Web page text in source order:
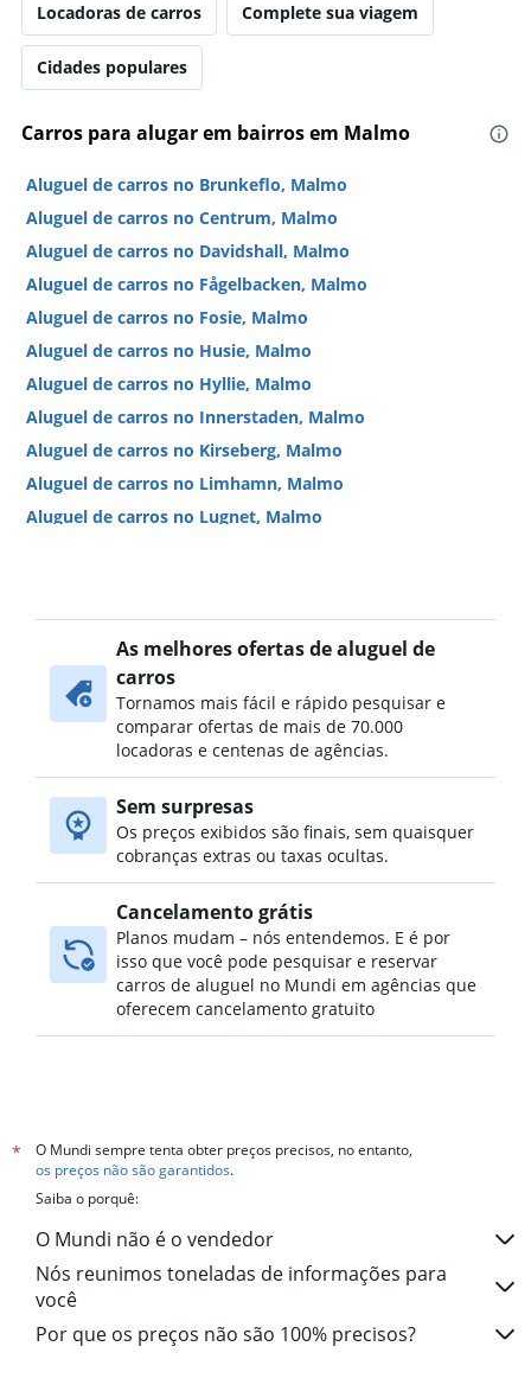
Locadoras de carros Complete sua viagem
Cidades populares
Carros para alugar em bairros em Malmo
Aluguel de carros no Brunkeflo, Malmo
Aluguel de carros no Centrum, Malmo
Aluguel de carros no Davidshall, Malmo
Aluguel de carros no Fågelbacken, Malmo
Aluguel de carros no Fosie, Malmo
Aluguel de carros no Husie, Malmo
Aluguel de carros no Hyllie, Malmo
Aluguel de carros no Innerstaden, Malmo
Aluguel de carros no Kirseberg, Malmo
Aluguel de carros no Limhamn, Malmo
Aluguel de carros no Lugnet, Malmo
Aluguel de carros no Öster, Malmo
Aluguel de carros no Oxie, Malmo
Aluguel de carros no Rådmansvången, Malmo
Aluguel de carros no Ribersborg, Malmo
Aluguel de carros no Rosengård, Malmo
Aluguel de carros no Söder, Malmo
Aluguel de carros no Södra innerstaden, Malmo
As melhores ofertas de aluguel de
carros
Tornamos mais fácil e rápido pesquisar e
comparar ofertas de mais de 70.000
locadoras e centenas de agências.
Sem surpresas
Os preços exibidos são finais, sem quaisquer
cobranças extras ou taxas ocultas.
Cancelamento grátis
Planos mudam – nós entendemos. E é por
isso que você pode pesquisar e reservar
carros de aluguel no Mundi em agências que
oferecem cancelamento gratuito
*
O Mundi sempre tenta obter preços precisos, no entanto,
os preços não são garantidos.
Saiba o porquê:
O Mundi não é o vendedor
Nós reunimos toneladas de informações para
você
Por que os preços não são 100% precisos?